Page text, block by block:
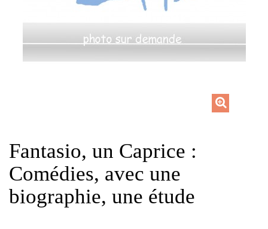
Fantasio, un Caprice :
Comédies, avec une
biographie, une étude